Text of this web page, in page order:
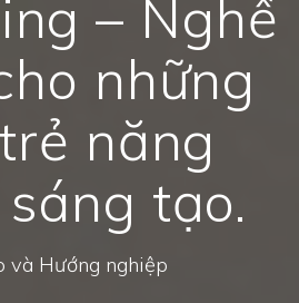
– Nghề
những
năng
tạo.
và Hướng nghiệp